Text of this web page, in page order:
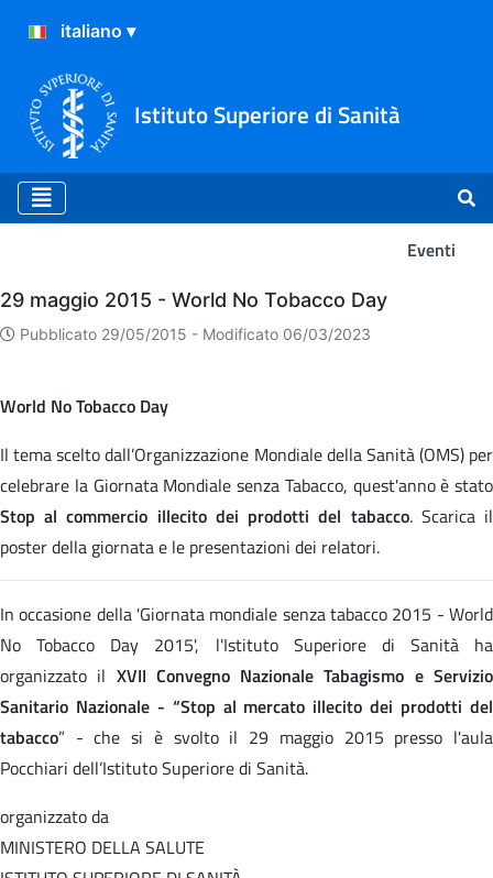
Istituto Superiore di Sanità
Eventi
Eventi
29 maggio 2015 - World No Tobacco Day
Pubblicato 29/05/2015 - Modificato 06/03/2023
World No Tobacco Day
Il tema scelto dall’Organizzazione Mondiale della Sanità (OMS) per
celebrare la Giornata Mondiale senza Tabacco, quest'anno è stato
Stop al commercio illecito dei prodotti del tabacco. Scarica il
poster della giornata e le presentazioni dei relatori.
In occasione della 'Giornata mondiale senza tabacco 2015 - World
No Tobacco Day 2015', l'Istituto Superiore di Sanità ha
organizzato il XVII Convegno Nazionale Tabagismo e Servizio
Sanitario Nazionale - “Stop al mercato illecito dei prodotti del
tabacco” - che si è svolto il 29 maggio 2015 presso l'aula
Pocchiari dell’Istituto Superiore di Sanità.
organizzato da
MINISTERO DELLA SALUTE